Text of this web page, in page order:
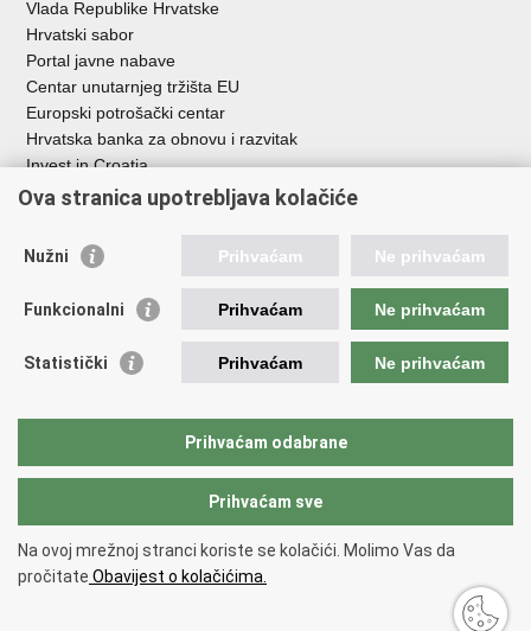
Vlada Republike Hrvatske
Hrvatski sabor
Portal javne nabave
Centar unutarnjeg tržišta EU
Europski potrošački centar
Hrvatska banka za obnovu i razvitak
Invest in Croatia
Europska banka za obnovu i razvoj
Središnja agencija za financiranje i ugovaranje
Institucije i javne ustanove u nadležnosti
Ministarstva
Agencija za ugljikovodike
Hrvatska agencija za malo gospodarstvo, inovacije i investicije
Državni zavod za mjeriteljstvo
Povratak na vrh
Copyright © 2026 Ministarstvo gospodarstva /
Izjava o pristupačnosti.
Ova stranica upotrebljava kolačiće
Nužni Prihvaćam Ne prihvaćam
Funkcionalni Prihvaćam Ne prihvaćam
Statistički Prihvaćam Ne prihvaćam
Prihvaćam odabrane
Prihvaćam sve
Na ovoj mrežnoj stranci koriste se kolačići. Molimo Vas da
pročitate Obavijest o kolačićima.